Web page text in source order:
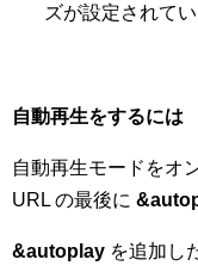
ズが設定されて
自動再生をするには
自動再生モードをオ
URL の最後に
&autoplay を追加し